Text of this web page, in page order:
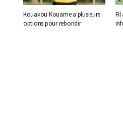
Kouakou Kouame a plusieurs
options pour rebondir
Fil